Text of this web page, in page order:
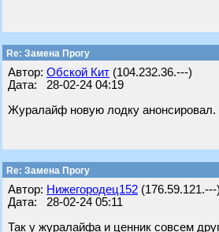
Re: Замена Прогу
Автор: Обской Кит (104.232.36.---)
Дата: 28-02-24 04:19
Журалайф новую лодку анонсировал.
Re: Замена Прогу
Автор: Нижегородец152 (176.59.121.---)
Дата: 28-02-24 05:11
Так у журалайфа и ценник совсем